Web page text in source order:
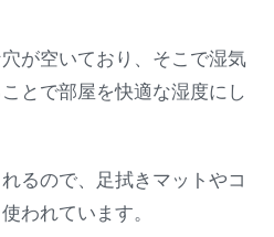
が空いており、そこで湿気
とで部屋を快適な湿度にし
るので、足拭きマットやコ
われています。